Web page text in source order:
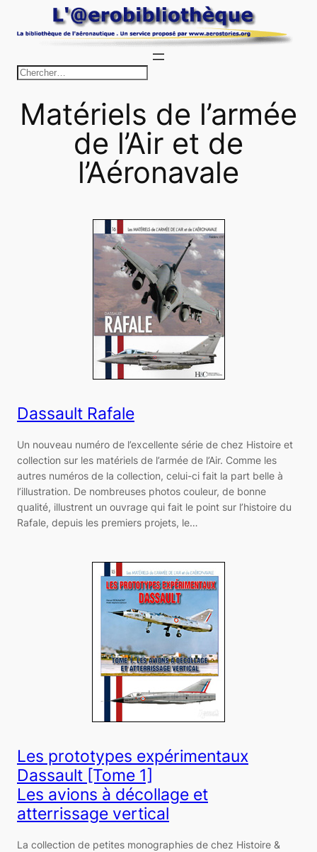
au
c
h
r
c
e
r
Matériels de l’armée
de l’Air et de
l’Aéronavale
Dassault Rafale
Un nouveau numéro de l’excellente série de chez Histoire et
collection sur les matériels de l’armée de l’Air. Comme les
autres numéros de la collection, celui-ci fait la part belle à
l’illustration. De nombreuses photos couleur, de bonne
qualité, illustrent un ouvrage qui fait le point sur l’histoire du
Rafale, depuis les premiers projets, le…
Les prototypes expérimentaux
Dassault [Tome 1]
Les avions à décollage et
atterrissage vertical
La collection de petites monographies de chez Histoire &